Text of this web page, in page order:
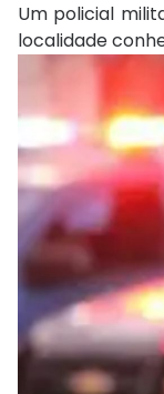
Um policial
localidade